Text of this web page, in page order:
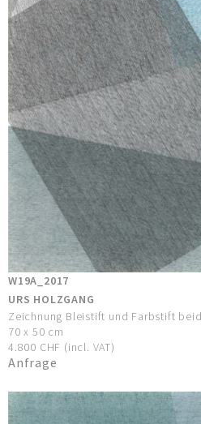
W19A_2017
URS HOLZGANG
Zeichnung Bleistift und Farbstift
70 x 50 cm
4.800 CHF (incl. VAT)
Anfrage